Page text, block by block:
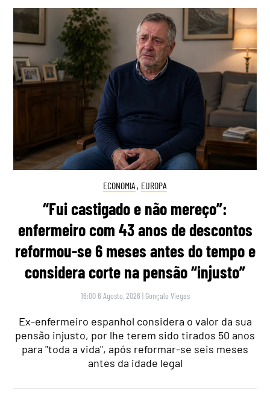
ECONOMIA , EUROPA
“Fui castigado e não mereço”:
enfermeiro com 43 anos de descontos
reformou-se 6 meses antes do tempo e
considera corte na pensão “injusto”
16:00 6 Agosto, 2026 | Gonçalo Viegas
Ex-enfermeiro espanhol considera o valor da sua
pensão injusto, por lhe terem sido tirados 50 anos
para "toda a vida", após reformar-se seis meses
antes da idade legal